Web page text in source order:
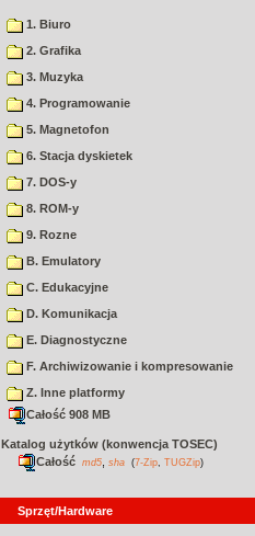
1. Biuro
2. Grafika
3. Muzyka
4. Programowanie
5. Magnetofon
6. Stacja dyskietek
7. DOS-y
8. ROM-y
9. Rozne
B. Emulatory
C. Edukacyjne
D. Komunikacja
E. Diagnostyczne
F. Archiwizowanie i kompresowanie
Z. Inne platformy
Całość 908 MB
Katalog użytków (konwencja TOSEC)
Całość md5 sha (7-Zip TUGZip)
Sprzęt/Hardware